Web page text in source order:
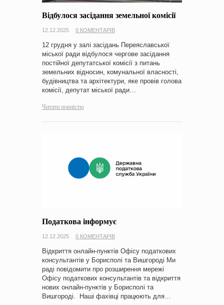
Відбулося засідання земельної комісії
12.12.2025 0 КОМЕНТАРІВ
12 грудня у залі засідань Переяславської
міської ради відбулося чергове засідання
постійної депутатської комісії з питань
земельних відносин, комунальної власності,
будівництва та архітектури, яке провів голова
комісії, депутат міської ради…
Читати повністю
Податкова інформує
12.12.2025 0 КОМЕНТАРІВ
Відкриття онлайн-пунктів Офісу податкових
консультантів у Борисполі та Вишгороді Ми
раді повідомити про розширення мережі
Офісу податкових консультантів та відкриття
нових онлайн-пунктів у Борисполі та
Вишгороді. Наші фахівці працюють для…